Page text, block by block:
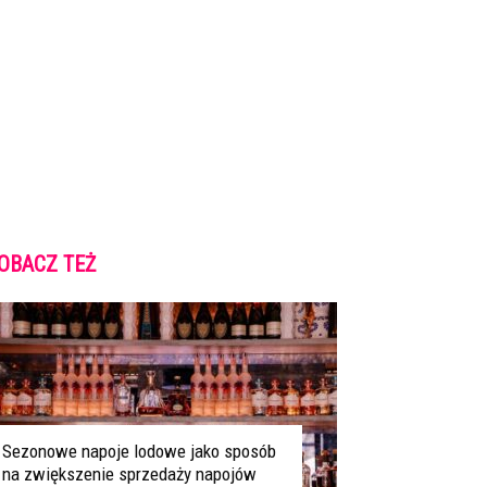
TEŻ
Sezonowe napoje lodowe jako sposób
na zwiększenie sprzedaży napojów